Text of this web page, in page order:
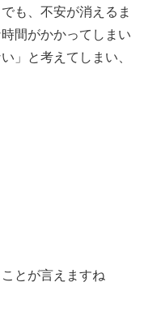
も、不安が消えるま
間がかかってしまい
」と考えてしまい、
とが言えますね